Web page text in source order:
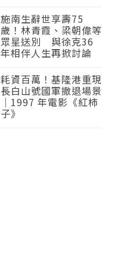
施南生辭世享壽75
歲！林青霞、梁朝偉等
眾星送別 與徐克36
年相伴人生再掀討論
耗資百萬！基隆港重現
長白山號國軍撤退場景
｜1997 年電影《紅柿
子》